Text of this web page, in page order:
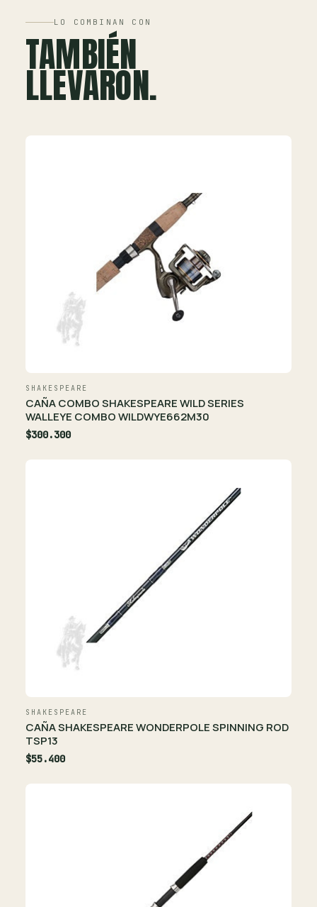
LO COMBINAN CON
TAMBIÉN
LLEVARON.
SHAKESPEARE
CAÑA COMBO SHAKESPEARE WILD SERIES
WALLEYE COMBO WILDWYE662M30
$300.300
SHAKESPEARE
CAÑA SHAKESPEARE WONDERPOLE SPINNING ROD
TSP13
$55.400